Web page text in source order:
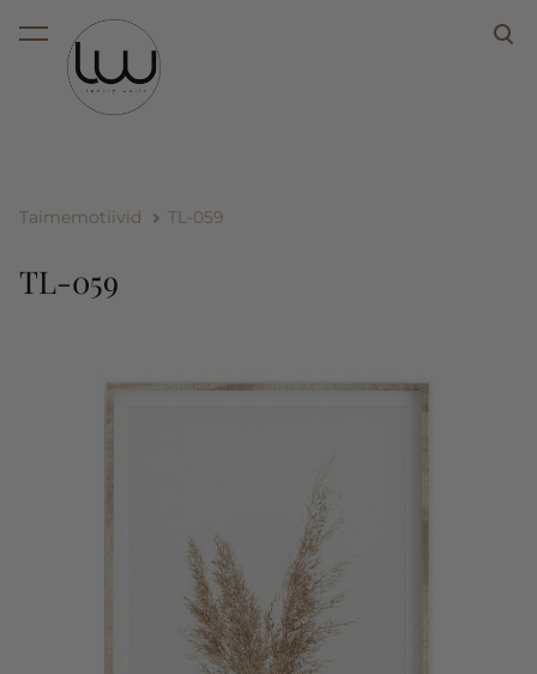
lisati ostukorvi.
Taimemotiivid TL-059
TL-059